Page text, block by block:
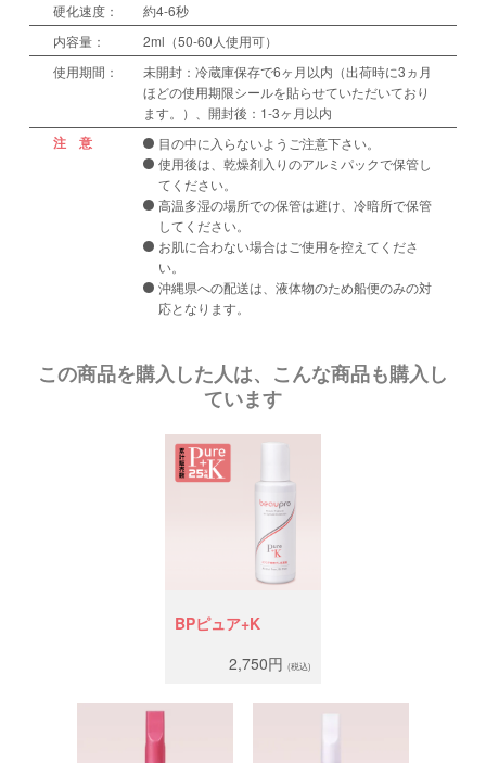
硬化速度：
約4-6秒
内容量：
2ml（50-60人使用可）
使用期間：
未開封：冷蔵庫保存で6ヶ月以内（出荷時に3ヵ月
ほどの使用期限シールを貼らせていただいており
ます。）、開封後：1-3ヶ月以内
注 意
目の中に入らないようご注意下さい。
使用後は、乾燥剤入りのアルミパックで保管し
てください。
高温多湿の場所での保管は避け、冷暗所で保管
してください。
お肌に合わない場合はご使用を控えてくださ
い。
沖縄県への配送は、液体物のため船便のみの対
応となります。
この商品を購入した人は、こんな商品も購入し
ています
BPピュア+K
2,750円(税込)